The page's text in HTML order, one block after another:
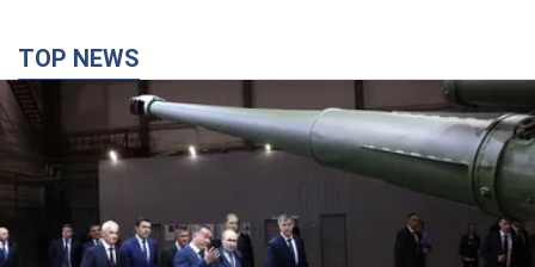
TOP NEWS